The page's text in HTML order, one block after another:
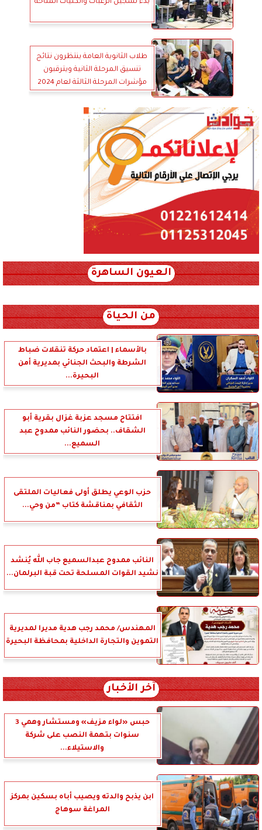
بدء تسجيل الرغبات والكليات المتاحة
طلاب الثانوية العامة ينتظرون نتائج
تنسيق المرحلة الثانية ويترقبون
مؤشرات المرحلة الثالثة لعام 2024
العيون الساهرة
من الحياة
بالأسماء | اعتماد حركة تنقلات ضباط
الشرطة والبحث الجنائي بمديرية أمن
البحيرة...
افتتاح مسجد عزبة غزال بقرية أبو
الشقاف.. بحضور النائب ممدوح عبد
السميع...
حزب الوعي يطلق أولى فعاليات الملتقى
الثقافي بمناقشة كتاب ”من وحي...
النائب ممدوح عبدالسميع جاب الله يُنشد
نشيد القوات المسلحة تحت قبة البرلمان...
المهندس/ محمد رجب هدية مديرا لمديرية
التموين والتجارة الداخلية بمحافظة البحيرة
آخر الأخبار
حبس «لواء مزيف» ومستشار وهمي 3
سنوات بتهمة النصب على شركة
والاستيلاء...
ابن يذبح والدته ويصيب أباه بسكين بمركز
المراغة سوهاج